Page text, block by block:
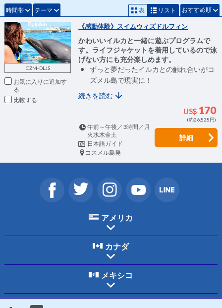
時間帯 テーマ 表 リスト おすすめ順
CZM-DLJS
お気に入りに追加
比較
《感動体験》スイムウィズドルフィン
かわいいイルカと一緒に遊ぶプログラムで
す。ライフジャケットを着用しているので泳
げない方にも充分楽しめます。
ずっと夢だったイルカとの触れ合いがコ
ズメル島で現実に！
続きを読む
US$ 170
(約26,828円)
午前～午後／3時間／月
火水木金土
日本語ガイド
コスメル島発
詳細
アメリカ
カナダ
メキシコ